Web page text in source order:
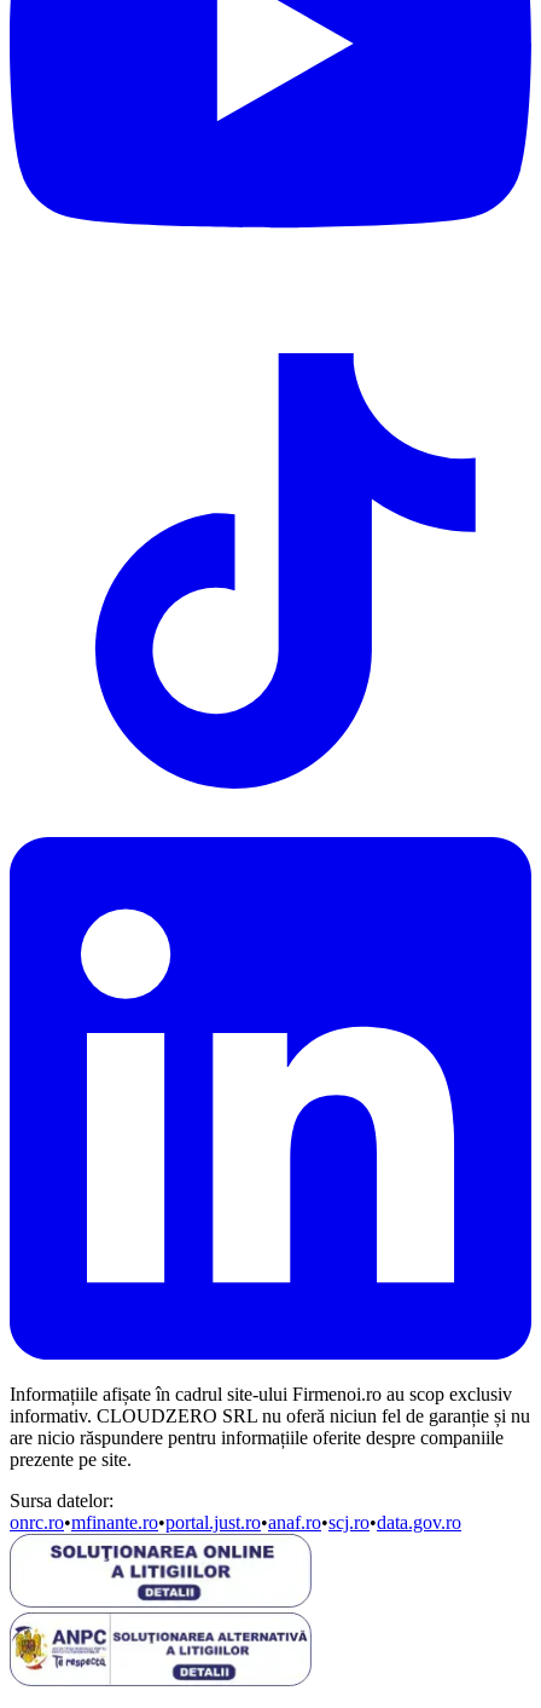
Informațiile afișate în cadrul site-ului Firmenoi.ro au scop exclusiv
informativ. CLOUDZERO SRL nu oferă niciun fel de garanție și nu
are nicio răspundere pentru informațiile oferite despre companiile
prezente pe site.
Sursa datelor:
onrc.ro•mfinante.ro•portal.just.ro•anaf.ro•scj.ro•data.gov.ro